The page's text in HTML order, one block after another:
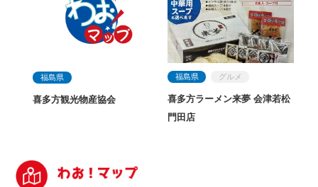
福島県
喜多方観光物産協会
福島県 グルメ
喜多方ラーメン来夢 会津若松
門田店